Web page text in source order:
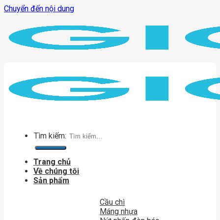
Chuyển đến nội dung
Tìm kiếm:
Trang chủ
Về chúng tôi
Sản phẩm
Cầu chì
Máng nhựa